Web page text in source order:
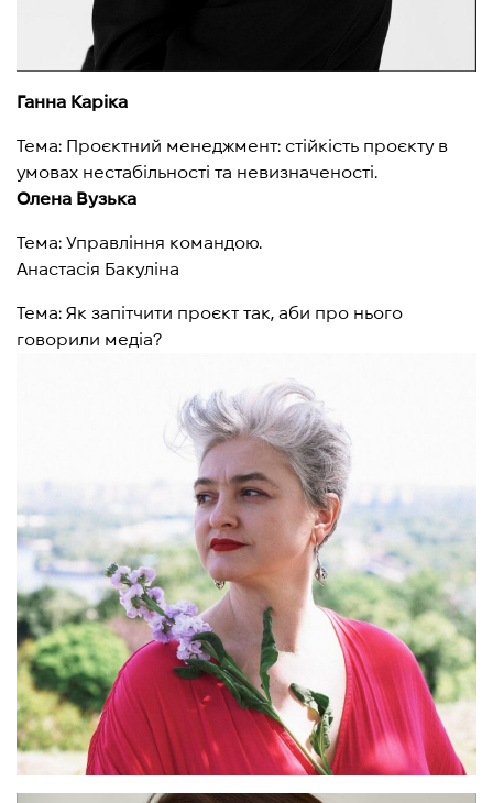
Ганна Каріка
Тема: Проєктний менеджмент: стійкість проєкту в
умовах нестабільності та невизначеності.
Олена Вузька
Тема: Управління командою.
Анастасія Бакуліна
Тема: Як запітчити проєкт так, аби про нього
говорили медіа?